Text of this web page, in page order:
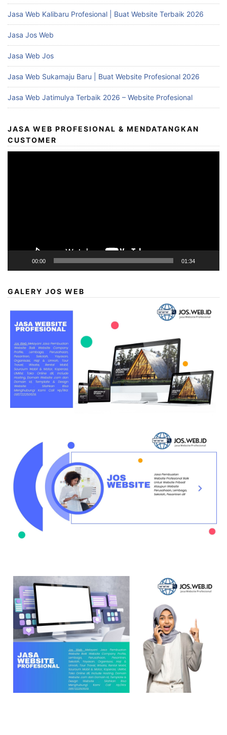
Jasa Web Kalibaru Profesional | Buat Website Terbaik 2026
Jasa Jos Web
Jasa Web Jos
Jasa Web Sukamaju Baru | Buat Website Profesional 2026
Jasa Web Jatimulya Terbaik 2026 – Website Profesional
JASA WEB PROFESIONAL & MENDATANGKAN
CUSTOMER
00:00 01:34
GALERY JOS WEB